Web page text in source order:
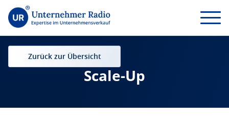
Zurück zur Übersicht
Scale-Up